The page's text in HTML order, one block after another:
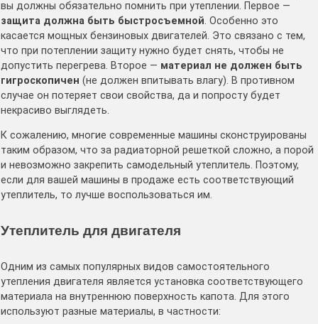
вы должны обязательно помнить при утеплении. Первое —
защита должна быть быстросъемной. Особенно это
касается мощных бензиновых двигателей. Это связано с тем,
что при потеплении защиту нужно будет снять, чтобы не
допустить перегрева. Второе — материал не должен быть
гигроскопичен (не должен впитывать влагу). В противном
случае он потеряет свои свойства, да и попросту будет
некрасиво выглядеть.
К сожалению, многие современные машины сконструированы
таким образом, что за радиаторной решеткой сложно, а порой
и невозможно закрепить самодельный утеплитель. Поэтому,
если для вашей машины в продаже есть соответствующий
утеплитель, то лучше воспользоваться им.
Утеплитель для двигателя
Одним из самых популярных видов самостоятельного
утепления двигателя является установка соответствующего
материала на внутреннюю поверхность капота. Для этого
используют разные материалы, в частности: